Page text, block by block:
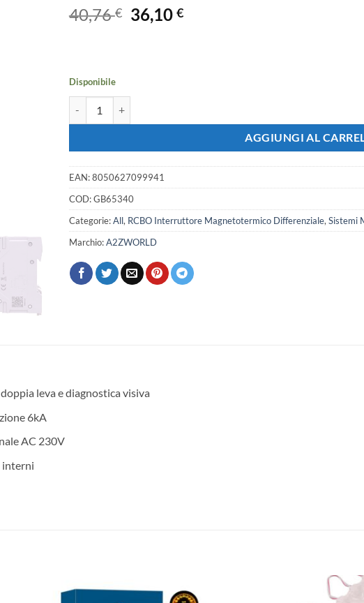
40,76€ Il
prezzo
36,10€Il
Disponibile
AGGIUNGI AL
EAN:8050627099941
COD:GB65340
Categorie:All, RCBO Interruttore Magnetotermico Differenziale, Sistemi
Marchio:A2ZWORLD
leva e diagnostica visiva
6kA
AC 230V
interni